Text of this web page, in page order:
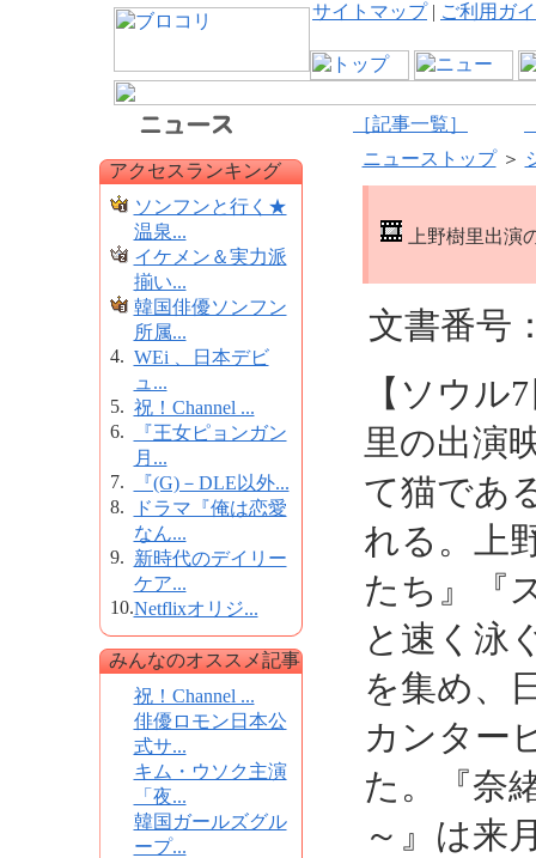
サイトマップ| ご利用ガ
［記事一覧］
アクセスランキング
ソンフンと行く★
温泉...
イケメン＆実力派
揃い...
韓国俳優ソンフン
所属...
4. WEi 、日本デビ
ュ...
5. 祝！Channel ...
6.
『王女ピョンガン
月...
7.
『(G)－DLE以外...
8.
ドラマ『俺は恋愛
なん...
9. 新時代のデイリー
ケア...
10.Netflixオリジ...
みんなのオススメ記事
祝！Channel ...
俳優ロモン日本公
式サ...
キム・ウソク主演
「夜...
韓国ガールズグル
ープ...
ニューストップ＞
上野樹里出演
文書番号
【ソウル
里の出演
て猫であ
れる。上
たち』『
と速く泳
を集め、
カンター
た。『奈
～』は来